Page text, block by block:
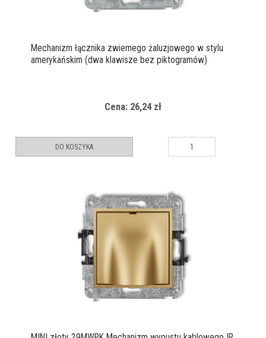
Mechanizm łącznika zwiernego żaluzjowego w stylu
amerykańskim (dwa klawisze bez piktogramów)
Cena: 26,24 zł
DO KOSZYKA